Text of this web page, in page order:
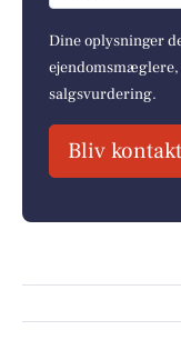
Dine oplysninger
ejendomsmæglere,
salgsvurdering.
Bliv